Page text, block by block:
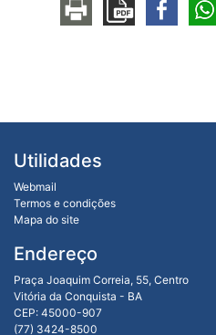
Utilidades
Webmail
Termos e condições
Mapa do site
Endereço
Praça Joaquim Correia, 55, Centro
Vitória da Conquista - BA
CEP: 45000-907
(77) 3424-8500